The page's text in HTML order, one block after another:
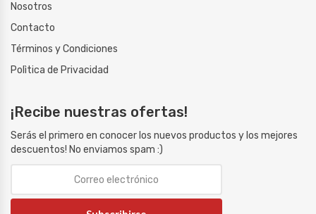
Nosotros
Contacto
Términos y Condiciones
Polìtica de Privacidad
¡Recibe nuestras ofertas!
Serás el primero en conocer los nuevos productos y los mejores
descuentos! No enviamos spam :)